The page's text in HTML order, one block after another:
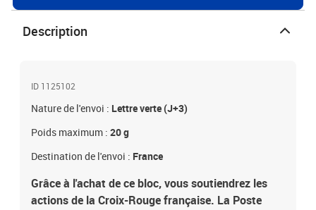
Description
ID 1125102
Nature de l'envoi : Lettre verte (J+3)
Poids maximum : 20 g
Destination de l'envoi : France
Grâce à l'achat de ce bloc, vous soutiendrez les
actions de la Croix-Rouge française. La Poste